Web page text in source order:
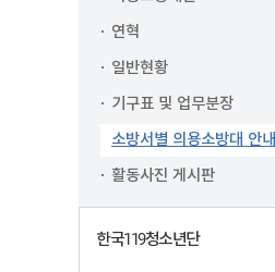
연혁
일반현황
기구표 및 업무분장
소방서별 의용소방대 안내
활동사진 게시판
한국119청소년단